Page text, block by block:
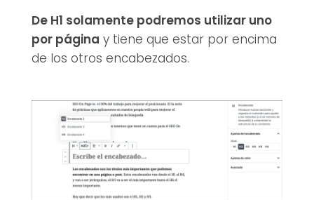
De H1 solamente podremos utilizar uno
por página y tiene que estar por encima
de los otros encabezados.